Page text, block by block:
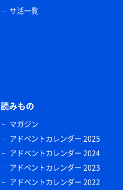
サ活一覧
読みもの
マガジン
アドベントカレンダー 2025
アドベントカレンダー 2024
アドベントカレンダー 2023
アドベントカレンダー 2022